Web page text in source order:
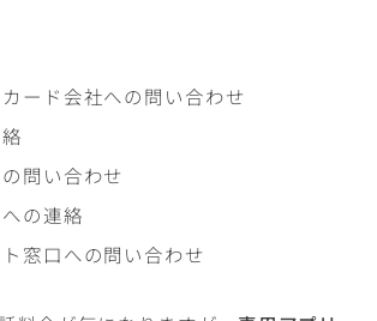
ード会社への問い合わせ
問い合わせ
の連絡
窓口への問い合わせ